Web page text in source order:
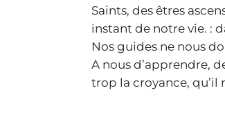
Saints, des êtres
instant de notre vie. :
Nos guides ne nous
A nous d’apprendre,
trop la croyance, qu’il